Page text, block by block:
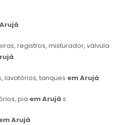
registros, misturador, válvula
lavatórios, tanques em Arujá
pia em Arujá s
Arujá